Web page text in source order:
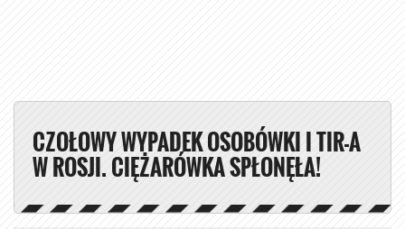
CZOŁOWY WYPADEK OSOBÓWKI I TIR-A
W ROSJI. CIĘŻARÓWKA SPŁONĘŁA!